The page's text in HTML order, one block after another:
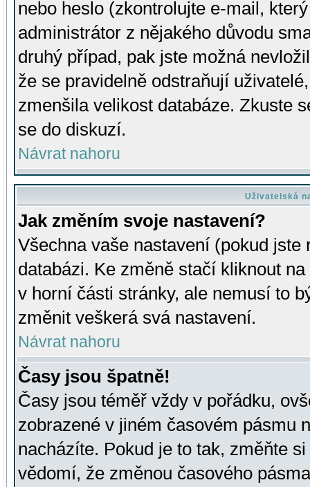
nebo heslo (zkontrolujte e-mail,
administrátor z nějakého důvodu
druhý případ, pak jste možná
že se pravidelně odstraňují
zmenšila velikost databáze. Zkuste
se do diskuzí.
Návrat nahoru
Uživatelská
Jak změním svoje nastavení?
Všechna vaše nastavení (pokud
databázi. Ke změně stačí kliknout
v horní části stránky, ale nemusí to
změnit veškerá svá nastavení.
Návrat nahoru
Časy jsou špatně!
Časy jsou téměř vždy v pořádku,
zobrazené v jiném časovém pásmu
nacházíte. Pokud je to tak, změňte
vědomí, že změnou časového